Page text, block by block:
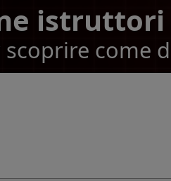
scoprire come